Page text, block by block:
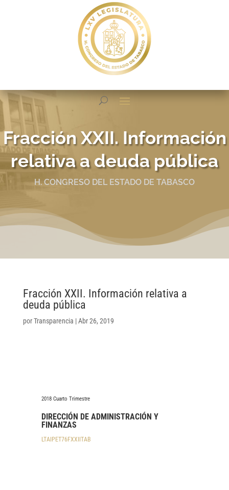
Fracción XXII. Información
relativa a deuda pública
H. CONGRESO DEL ESTADO DE TABASCO
Fracción XXII. Información relativa a
deuda pública
porTransparencia |Abr 26, 2019
2018 Cuarto Trimestre
DIRECCIÓN DE ADMINISTRACIÓN Y
FINANZAS
LTAIPET76FXXIITAB